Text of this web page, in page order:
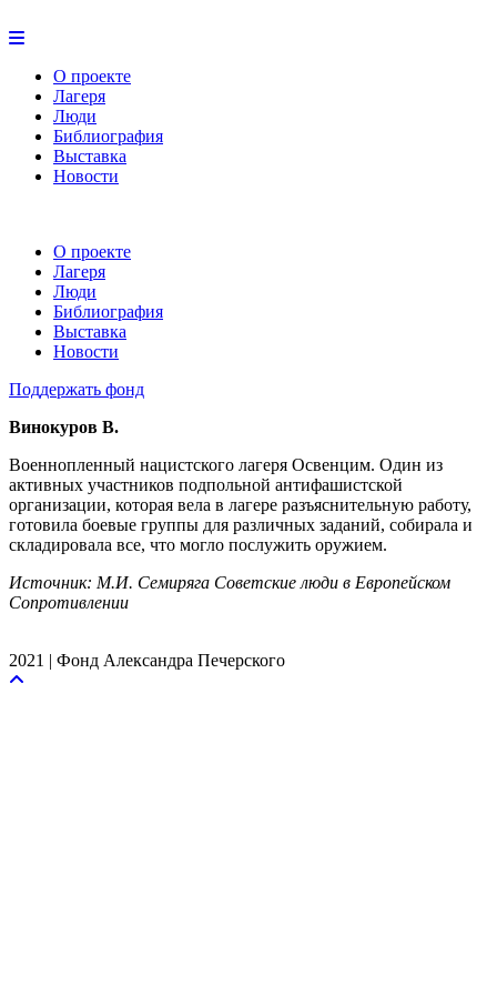
О проекте
Лагеря
Люди
Библиография
Выставка
Новости
О проекте
Лагеря
Люди
Библиография
Выставка
Новости
Поддержать фонд
Винокуров В.
Военнопленный нацистского лагеря Освенцим. Один из
активных участников подпольной антифашистской
организации, которая вела в лагере разъяснительную работу,
готовила боевые группы для различных заданий, собирала и
складировала все, что могло послужить оружием.
Источник: М.И. Семиряга Советские люди в Европейском
Сопротивлении
2021 | Фонд Александра Печерского